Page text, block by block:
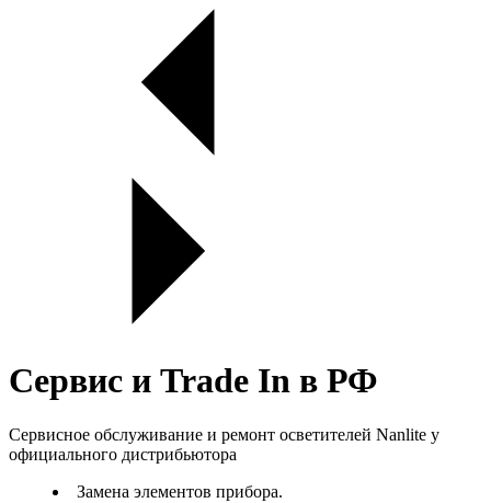
Сервис и Trade In в РФ
Сервисное обслуживание и ремонт осветителей Nanlite у
официального дистрибьютора
Замена элементов прибора.